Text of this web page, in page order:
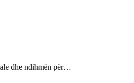
dhe ndihmën për…